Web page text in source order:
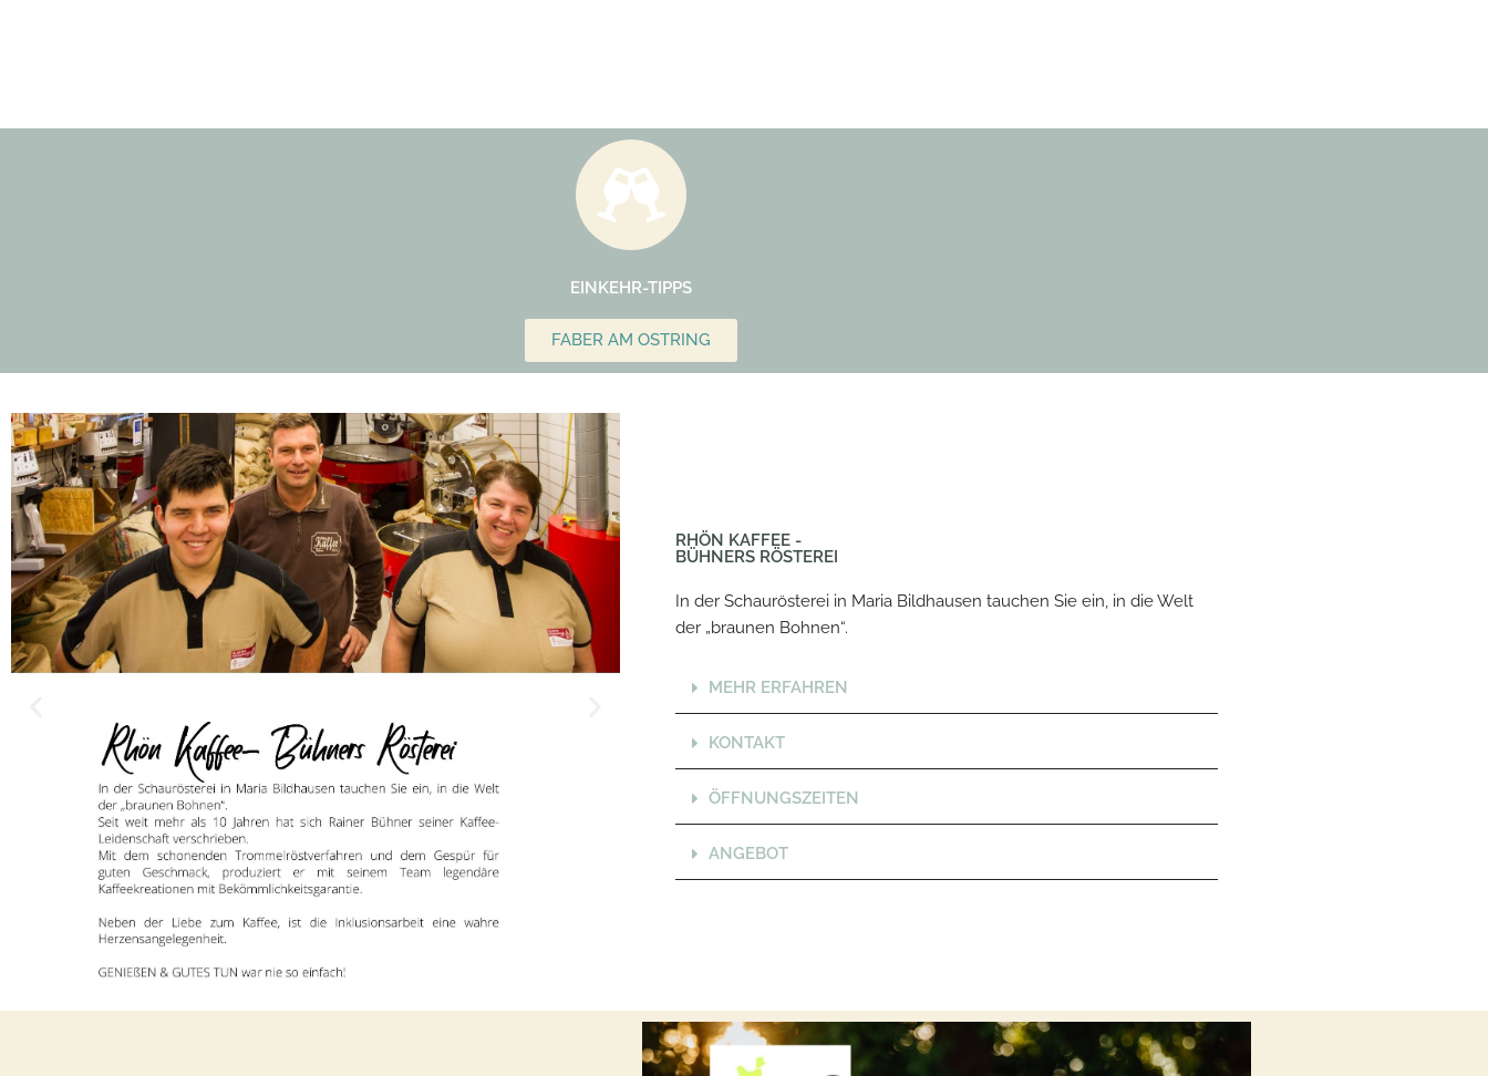
EINKEHR-TIPPS
FABER AM OSTRING
RHÖN KAFFEE -
BÜHNERS RÖSTEREI
In der Schaurösterei in Maria Bildhausen tauchen Sie ein, in die Welt
der „braunen Bohnen“.
MEHR ERFAHREN
KONTAKT
ÖFFNUNGSZEITEN
ANGEBOT